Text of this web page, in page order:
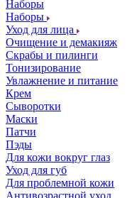
Наборы
Наборы
Уход для лица
Очищение и демакияж
Скрабы и пилинги
Тонизирование
Увлажнение и питание
Крем
Сыворотки
Маски
Патчи
Пэды
Для кожи вокруг глаз
Уход для губ
Для проблемной кожи